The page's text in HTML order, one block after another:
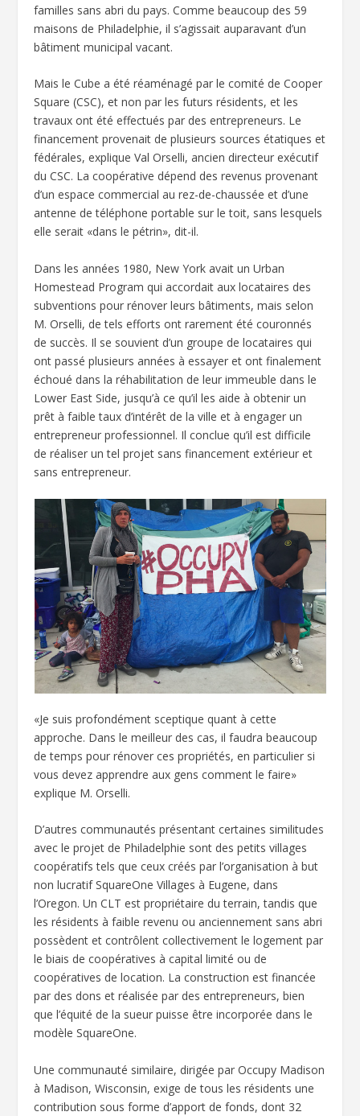
familles sans abri du pays. Comme beaucoup des 59
maisons de Philadelphie, il s’agissait auparavant d’un
bâtiment municipal vacant.
Mais le Cube a été réaménagé par le comité de Cooper
Square (CSC), et non par les futurs résidents, et les
travaux ont été effectués par des entrepreneurs. Le
financement provenait de plusieurs sources étatiques et
fédérales, explique Val Orselli, ancien directeur exécutif
du CSC. La coopérative dépend des revenus provenant
d’un espace commercial au rez-de-chaussée et d’une
antenne de téléphone portable sur le toit, sans lesquels
elle serait «dans le pétrin», dit-il.
Dans les années 1980, New York avait un Urban
Homestead Program qui accordait aux locataires des
subventions pour rénover leurs bâtiments, mais selon
M. Orselli, de tels efforts ont rarement été couronnés
de succès. Il se souvient d’un groupe de locataires qui
ont passé plusieurs années à essayer et ont finalement
échoué dans la réhabilitation de leur immeuble dans le
Lower East Side, jusqu’à ce qu’il les aide à obtenir un
prêt à faible taux d’intérêt de la ville et à engager un
entrepreneur professionnel. Il conclue qu’il est difficile
de réaliser un tel projet sans financement extérieur et
sans entrepreneur.
«Je suis profondément sceptique quant à cette
approche. Dans le meilleur des cas, il faudra beaucoup
de temps pour rénover ces propriétés, en particulier si
vous devez apprendre aux gens comment le faire»
explique M. Orselli.
D’autres communautés présentant certaines similitudes
avec le projet de Philadelphie sont des petits villages
coopératifs tels que ceux créés par l’organisation à but
non lucratif SquareOne Villages à Eugene, dans
l’Oregon. Un CLT est propriétaire du terrain, tandis que
les résidents à faible revenu ou anciennement sans abri
possèdent et contrôlent collectivement le logement par
le biais de coopératives à capital limité ou de
coopératives de location. La construction est financée
par des dons et réalisée par des entrepreneurs, bien
que l’équité de la sueur puisse être incorporée dans le
modèle SquareOne.
Une communauté similaire, dirigée par Occupy Madison
à Madison, Wisconsin, exige de tous les résidents une
contribution sous forme d’apport de fonds, dont 32